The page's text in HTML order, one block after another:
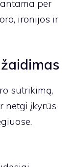
per
ironijos ir
sutrikimą,
netgi įkyrūs